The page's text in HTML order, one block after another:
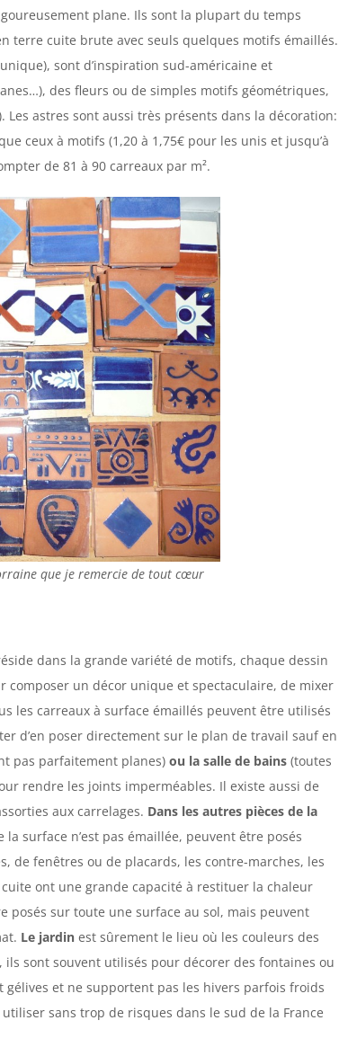
plane. Ils sont la plupart du temps
terre cuite brute avec seuls quelques motifs émaillés.
sont d’inspiration sud-américaine et
des fleurs ou de simples motifs géométriques,
astres sont aussi très présents dans la décoration:
ceux à motifs (1,20 à 1,75€ pour les unis et jusqu’à
de 81 à 90 carreaux par m².
que je remercie de tout cœur
dans la grande variété de motifs, chaque dessin
un décor unique et spectaculaire, de mixer
les carreaux à surface émaillés peuvent être utilisés
d’en poser directement sur le plan de travail sauf en
pas parfaitement planes) ou la salle de bains (toutes
rendre les joints imperméables. Il existe aussi de
aux carrelages. Dans les autres pièces de la
surface n’est pas émaillée, peuvent être posés
de fenêtres ou de placards, les contre-marches, les
ont une grande capacité à restituer la chaleur
posés sur toute une surface au sol, mais peuvent
Le jardin est sûrement le lieu où les couleurs des
sont souvent utilisés pour décorer des fontaines ou
et ne supportent pas les hivers parfois froids
sans trop de risques dans le sud de la France